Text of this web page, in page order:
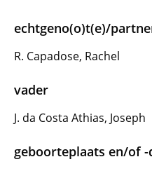
echtgeno(o)t(e)/
R. Capadose, Rachel
vader
J. da Costa Athias, Joseph
geboorteplaats en/of